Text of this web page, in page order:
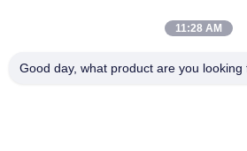
Huis
11:28 AM
Good day, what product are you looking